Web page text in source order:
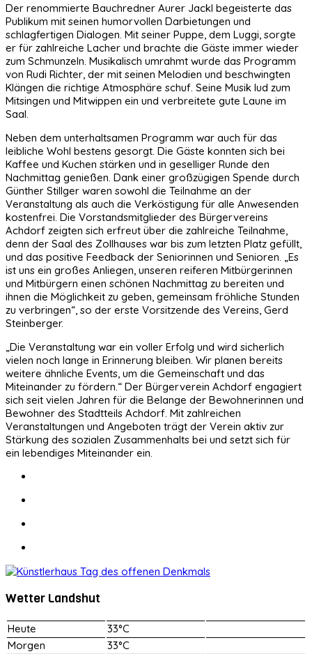
Der renommierte Bauchredner Aurer Jackl begeisterte das
Publikum mit seinen humorvollen Darbietungen und
schlagfertigen Dialogen. Mit seiner Puppe, dem Luggi, sorgte
er für zahlreiche Lacher und brachte die Gäste immer wieder
zum Schmunzeln. Musikalisch umrahmt wurde das Programm
von Rudi Richter, der mit seinen Melodien und beschwingten
Klängen die richtige Atmosphäre schuf. Seine Musik lud zum
Mitsingen und Mitwippen ein und verbreitete gute Laune im
Saal.
Neben dem unterhaltsamen Programm war auch für das
leibliche Wohl bestens gesorgt. Die Gäste konnten sich bei
Kaffee und Kuchen stärken und in geselliger Runde den
Nachmittag genießen. Dank einer großzügigen Spende durch
Günther Stillger waren sowohl die Teilnahme an der
Veranstaltung als auch die Verköstigung für alle Anwesenden
kostenfrei. Die Vorstandsmitglieder des Bürgervereins
Achdorf zeigten sich erfreut über die zahlreiche Teilnahme,
denn der Saal des Zollhauses war bis zum letzten Platz gefüllt,
und das positive Feedback der Seniorinnen und Senioren. „Es
ist uns ein großes Anliegen, unseren reiferen Mitbürgerinnen
und Mitbürgern einen schönen Nachmittag zu bereiten und
ihnen die Möglichkeit zu geben, gemeinsam fröhliche Stunden
zu verbringen“, so der erste Vorsitzende des Vereins, Gerd
Steinberger.
„Die Veranstaltung war ein voller Erfolg und wird sicherlich
vielen noch lange in Erinnerung bleiben. Wir planen bereits
weitere ähnliche Events, um die Gemeinschaft und das
Miteinander zu fördern.“ Der Bürgerverein Achdorf engagiert
sich seit vielen Jahren für die Belange der Bewohnerinnen und
Bewohner des Stadtteils Achdorf. Mit zahlreichen
Veranstaltungen und Angeboten trägt der Verein aktiv zur
Stärkung des sozialen Zusammenhalts bei und setzt sich für
ein lebendiges Miteinander ein.
Wetter Landshut
Heute
33°C
Morgen
33°C